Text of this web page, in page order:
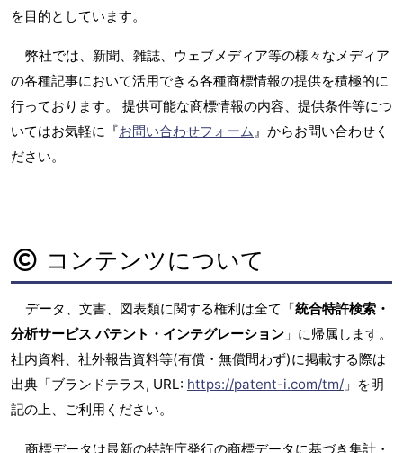
を目的としています。
弊社では、新聞、雑誌、ウェブメディア等の様々なメディア
の各種記事において活用できる各種商標情報の提供を積極的に
行っております。 提供可能な商標情報の内容、提供条件等につ
いてはお気軽に『お問い合わせフォーム 』からお問い合わせく
ださい。
コンテンツについて
データ、文書、図表類に関する権利は全て「統合特許検索・
分析サービス パテント・インテグレーション 」に帰属します。
社内資料、社外報告資料等(有償・無償問わず)に掲載する際は
出典「ブランドテラス, URL: https://patent-i.com/tm/ 」を明
記の上、ご利用ください。
商標データは最新の特許庁発行の商標データに基づき集計・